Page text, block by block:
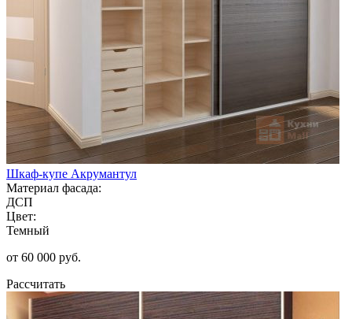
Шкаф-купе Акрумантул
Материал фасада:
ДСП
Цвет:
Темный
от 60 000 руб.
Рассчитать